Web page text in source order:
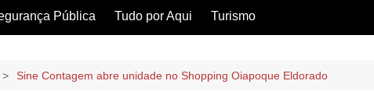
Pública Tudo por Aqui Turismo
Sine Contagem abre unidade no Shopping Oiapoque Eldorado